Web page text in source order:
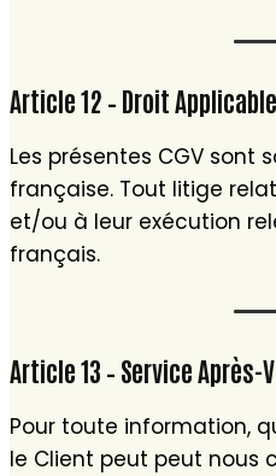
Article 12 – Droit Applicable
Les présentes CGV sont
française. Tout litige
et/ou à leur exécution
français.
Article 13 – Service Après-
Pour toute information,
le Client peut peut nous